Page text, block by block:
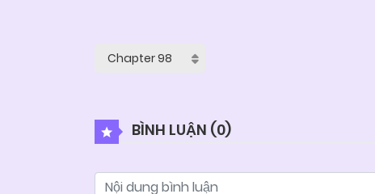
BÌNH LUẬN (0)